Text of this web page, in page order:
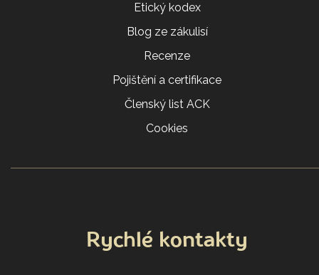
Etický kodex
Blog ze zákulisí
Recenze
Pojištění a certifikace
Členský list ACK
Cookies
Rychlé kontakty